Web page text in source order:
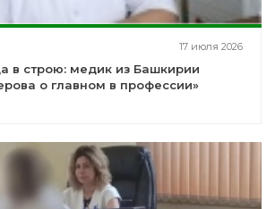
17 июля 2026
в строю: медик из Башкирии
о главном в профессии»